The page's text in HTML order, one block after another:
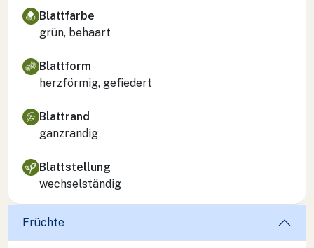
Blattfarbe
grün, behaart
Blattform
herzförmig, gefiedert
Blattrand
ganzrandig
Blattstellung
wechselständig
Früchte